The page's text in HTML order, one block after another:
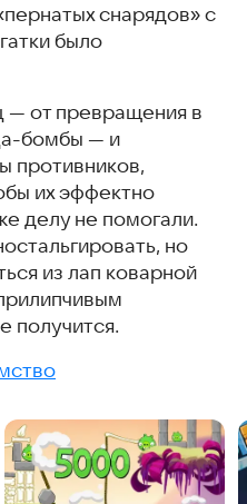
снарядов» с
было
— от превращения в
бомбы — и
противников,
их эффектно
делу не помогали.
но
из лап коварной
получится.